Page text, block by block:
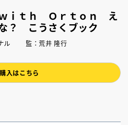
ｉｔｈ Ｏｒｔｏｎ え
？ こうさくブック
ナル 監：荒井 隆行
購入はこちら